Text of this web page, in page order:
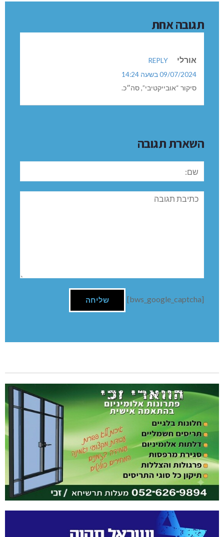
תגובה אחת
אורלי
REPLY
09/07/2024 בשעה 14:24
סיקור “אובייקטיבי”, סה״כ.
השארת תגובה
תגובה
[bws_google_captcha]